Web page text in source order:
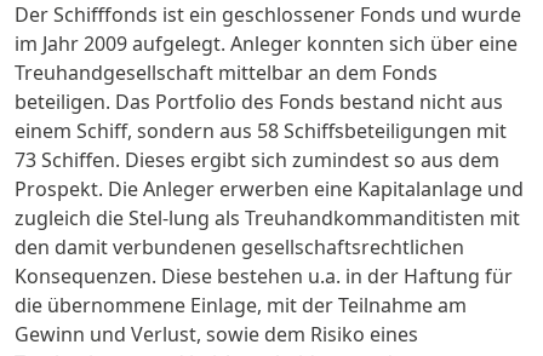
Der Schifffonds ist ein geschlossener Fonds und wurde
im Jahr 2009 aufgelegt. Anleger konnten sich über eine
Treuhandgesellschaft mittelbar an dem Fonds
beteiligen. Das Portfolio des Fonds bestand nicht aus
einem Schiff, sondern aus 58 Schiffsbeteiligungen mit
73 Schiffen. Dieses ergibt sich zumindest so aus dem
Prospekt. Die Anleger erwerben eine Kapitalanlage und
zugleich die Stel-lung als Treuhandkommanditisten mit
den damit verbundenen gesellschaftsrechtlichen
Konsequenzen. Diese bestehen u.a. in der Haftung für
die übernommene Einlage, mit der Teilnahme am
Gewinn und Verlust, sowie dem Risiko eines